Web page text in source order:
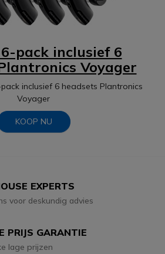
6-pack inclusief 6
Voyager
inclusief 6 headsets Plantronics
Voyager
KOOP NU
EXPERTS
voor deskundig advies
PRIJS GARANTIE
lage prijzen